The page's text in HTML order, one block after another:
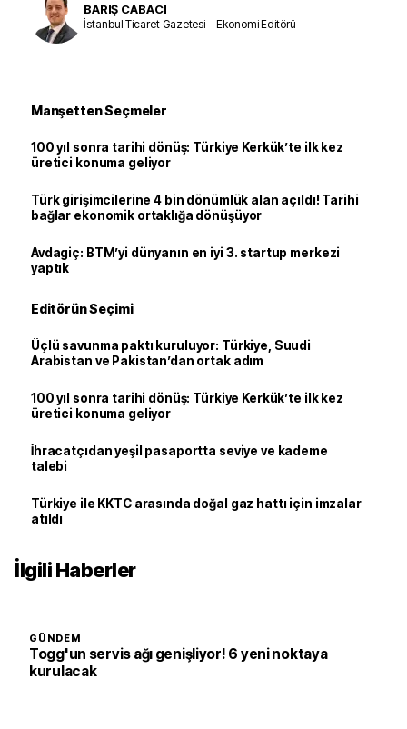
BARIŞ CABACI
İstanbul Ticaret Gazetesi – Ekonomi Editörü
Manşetten Seçmeler
100 yıl sonra tarihi dönüş: Türkiye Kerkük’te ilk kez
üretici konuma geliyor
Türk girişimcilerine 4 bin dönümlük alan açıldı! Tarihi
bağlar ekonomik ortaklığa dönüşüyor
Avdagiç: BTM’yi dünyanın en iyi 3. startup merkezi
yaptık
Editörün Seçimi
Üçlü savunma paktı kuruluyor: Türkiye, Suudi
Arabistan ve Pakistan’dan ortak adım
100 yıl sonra tarihi dönüş: Türkiye Kerkük’te ilk kez
üretici konuma geliyor
İhracatçıdan yeşil pasaportta seviye ve kademe
talebi
Türkiye ile KKTC arasında doğal gaz hattı için imzalar
atıldı
İlgili Haberler
GÜNDEM
Togg'un servis ağı genişliyor! 6 yeni noktaya
kurulacak